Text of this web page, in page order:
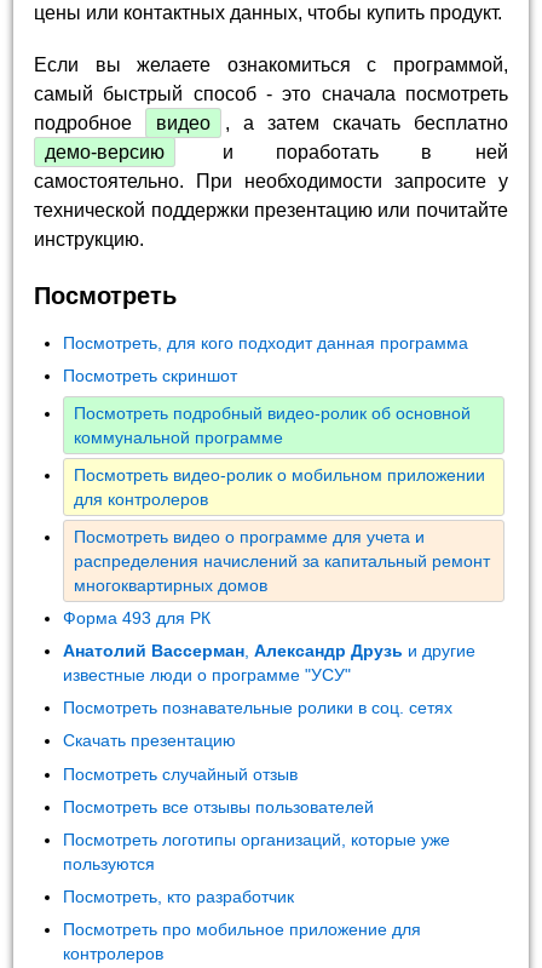
цены или контактных данных, чтобы купить продукт.
Если вы желаете ознакомиться с программой,
самый быстрый способ - это сначала посмотреть
подробное
видео
, а затем скачать бесплатно
демо-версию
и поработать в ней
самостоятельно. При необходимости запросите у
технической поддержки презентацию или почитайте
инструкцию.
Посмотреть
Посмотреть, для кого подходит данная программа
Посмотреть скриншот
Посмотреть подробный видео-ролик об основной
коммунальной программе
Посмотреть видео-ролик о мобильном приложении
для контролеров
Посмотреть видео о программе для учета и
распределения начислений за капитальный ремонт
многоквартирных домов
Форма 493 для РК
Анатолий Вассерман ,Александр Друзь и другие
известные люди о программе "УСУ"
Посмотреть познавательные ролики в соц. сетях
Скачать презентацию
Посмотреть случайный отзыв
Посмотреть все отзывы пользователей
Посмотреть логотипы организаций, которые уже
пользуются
Посмотреть, кто разработчик
Посмотреть про мобильное приложение для
контролеров